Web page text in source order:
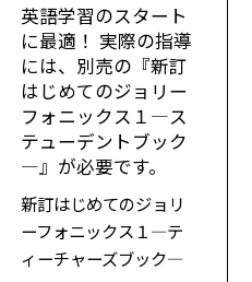
英語学習のスタート
に最適！ 実際の指導
には、別売の『新訂
はじめてのジョリー
フォニックス１―ス
テューデントブック
―』が必要です。
新訂はじめてのジョリ
ーフォニックス１―テ
ィーチャーズブック―